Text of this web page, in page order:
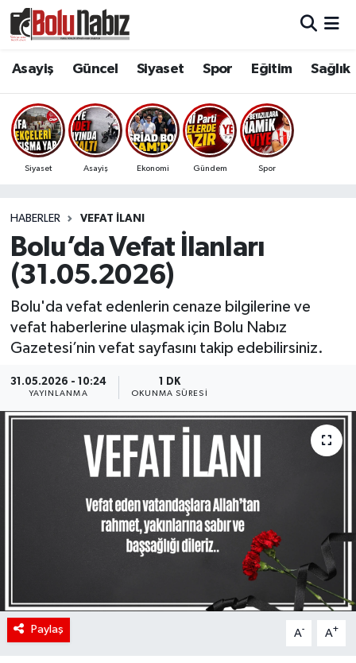
Asayiş Güncel Siyaset Spor Eğitim Sağlık
Siyaset Asayiş Ekonomi Gündem Spor
HABERLER VEFAT İLANI
Bolu’da Vefat İlanları
(31.05.2026)
Bolu'da vefat edenlerin cenaze bilgilerine ve
vefat haberlerine ulaşmak için Bolu Nabız
Gazetesi’nin vefat sayfasını takip edebilirsiniz.
31.05.2026 - 10:24
YAYINLANMA
1 DK
OKUNMA SÜRESI
Paylaş A- A+
Güncel
Bolu Hava Durumu
Bolu Namaz Vakitleri
Süper Lig Puan Durumu ve Fikstür
Tüm Manşetler
Son Dakika Haberleri
Haber Arşivi